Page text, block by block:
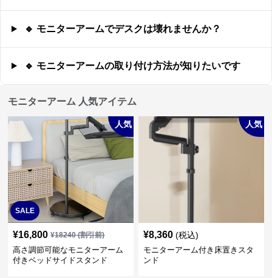
🔹 モニターアームでデスクは壊れませんか？
🔹 モニターアームの取り付け方法が知りたいです
モニターアーム 人気アイテム
SALE
人気
¥16,800 ¥18240(割引前)
高さ調節可能なモニターアーム
付きベッドサイドスタンド
人気
¥8,360 (税込)
モニターアーム付き床置きスタ
ンド